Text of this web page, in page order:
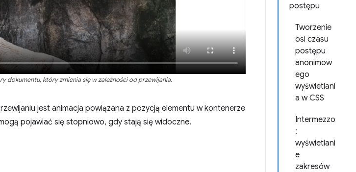
postępu
Tworzenie
osi czasu
postępu
anonimow
ego
wyświetlani
a w CSS
Intermezzo
:
wyświetlani
e
zakresów
dokumentu, który zmienia się w zależności od przewijania.
jest animacja powiązana z pozycją elementu w kontenerze
pojawiać się stopniowo, gdy stają się widoczne.